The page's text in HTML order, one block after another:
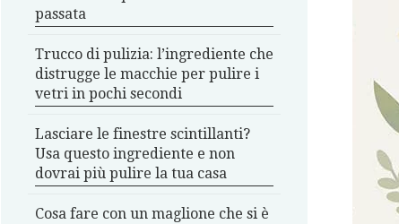
passata
Trucco di pulizia: l’ingrediente che
distrugge le macchie per pulire i
vetri in pochi secondi
Lasciare le finestre scintillanti?
Usa questo ingrediente e non
dovrai più pulire la tua casa
Cosa fare con un maglione che si è